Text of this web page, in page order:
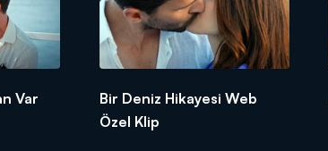
Var
Bir Deniz Hikayesi Web
Özel Klip